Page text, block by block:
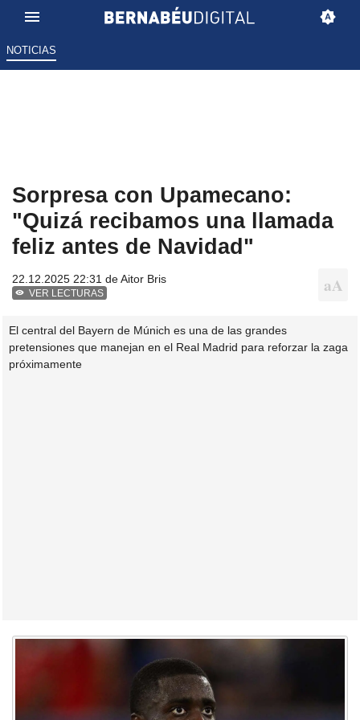
NOTICIAS
Sorpresa con Upamecano:
"Quizá recibamos una llamada
feliz antes de Navidad"
22.12.2025 22:31 deAitor Bris
VER LECTURAS
El central del Bayern de Múnich es una de las grandes
pretensiones que manejan en el Real Madrid para reforzar la zaga
próximamente